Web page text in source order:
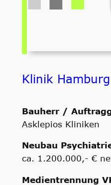
Klinik
Bauherr /
Asklepios Kliniken
Neubau
ca. 1.200.000,- €
Medientrennung